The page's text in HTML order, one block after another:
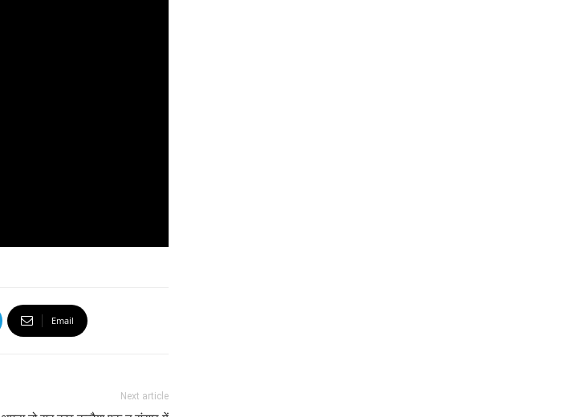
Email
Next article